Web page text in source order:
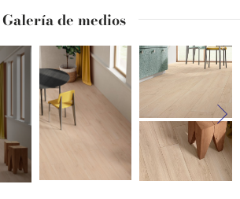
decorativos: las superficies efecto
con inserciones metálicas en los
o en pareja, y con varillas de latón
guste resaltando su innata luminosidad.
Galería de medios